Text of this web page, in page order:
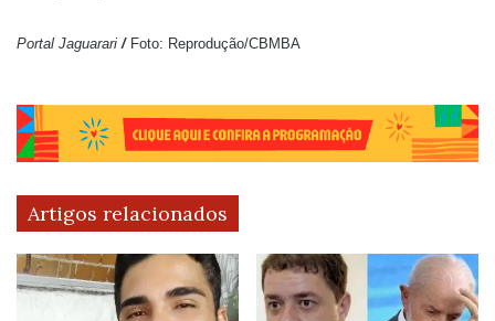
Portal Jaguarari / Foto: Reprodução/CBMBA
Artigos relacionados